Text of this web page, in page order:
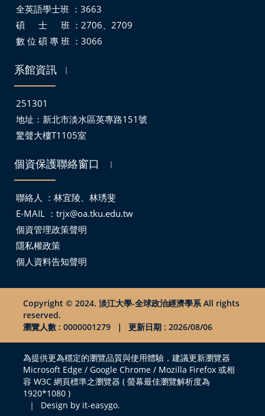
全英語學士班 ：3663
碩 士 班 ：2706、2709
數 位 碩 專 班 ：3066
系館資訊 ｜
251301
地址： 新北市淡水區英專路151號
驚聲大樓T1105室
個資保護聯絡窗口 ｜
聯絡人 ：林宜陵、林琇斐
E-MAIL ： trjx@oa.tku.edu.tw
個資管理政策聲明
隱私權政策
個人資料告知聲明
Copyright © 2024. 淡江大學-全球政治經濟學系 All rights
reserved.
瀏覽人數 : 0000001279
｜ 更新日期 : 2026/08/06
為提供更為穩定的瀏覽品質與使用體驗，建議更新瀏覽器
Microsoft Edge / Google Chrome / Mozilla Firefox 或相
容 W3C 網頁標準之瀏覽器 ( 螢幕最佳瀏覽解析度為
1920*1080 )
｜
Design by it-easygo.